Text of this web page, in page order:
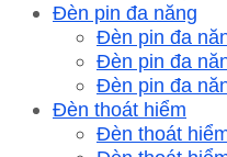
Đèn pin đa năng
Đèn pin đa
Đèn pin đa
Đèn pin đa
Đèn thoát hiểm
Đèn thoát